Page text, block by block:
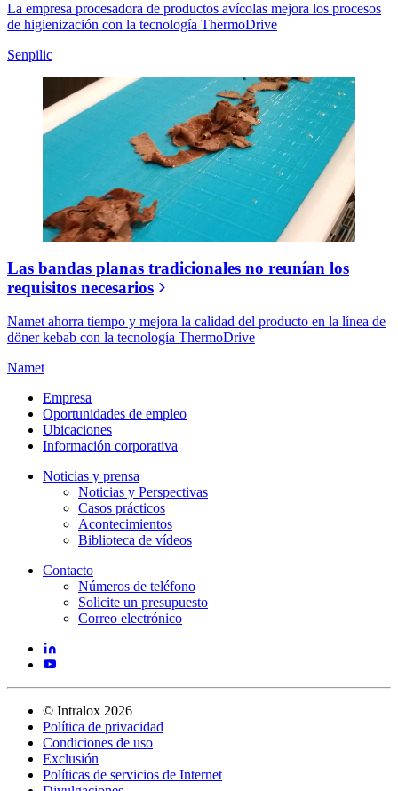
La empresa procesadora de productos avícolas mejora los procesos
de higienización con la tecnología ThermoDrive
Senpilic
Las bandas planas tradicionales no reunían los
requisitos necesarios
Namet ahorra tiempo y mejora la calidad del producto en la línea de
döner kebab con la tecnología ThermoDrive
Namet
Empresa
Oportunidades de empleo
Ubicaciones
Información corporativa
Noticias y prensa
Noticias y Perspectivas
Casos prácticos
Acontecimientos
Biblioteca de vídeos
Contacto
Números de teléfono
Solicite un presupuesto
Correo electrónico
© Intralox 2026
Política de privacidad
Condiciones de uso
Exclusión
Políticas de servicios de Internet